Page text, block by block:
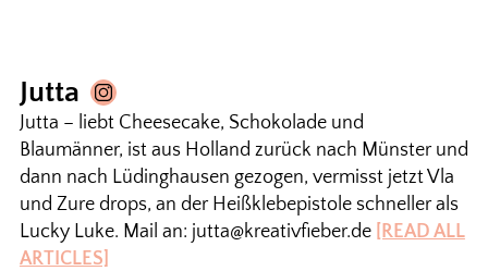
Jutta
Jutta – liebt Cheesecake, Schokolade und
Blaumänner, ist aus Holland zurück nach Münster und
dann nach Lüdinghausen gezogen, vermisst jetzt Vla
und Zure drops, an der Heißklebepistole schneller als
Lucky Luke. Mail an: jutta@kreativfieber.de [READ ALL
ARTICLES]